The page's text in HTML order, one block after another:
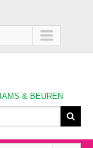
& BEUREN